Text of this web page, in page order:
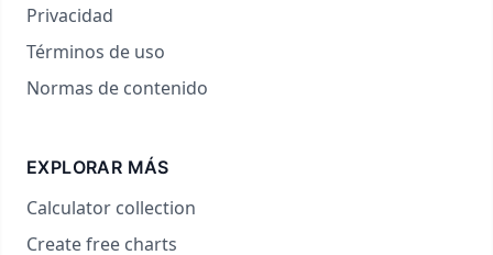
Privacidad
Términos de uso
Normas de contenido
EXPLORAR MÁS
Calculator collection
Create free charts